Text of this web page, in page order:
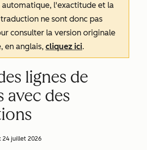
l'exactitude et la
ne sont donc pas
consulter la version originale
en anglais, cliquez ici.
lignes de
avec des
24 juillet 2026